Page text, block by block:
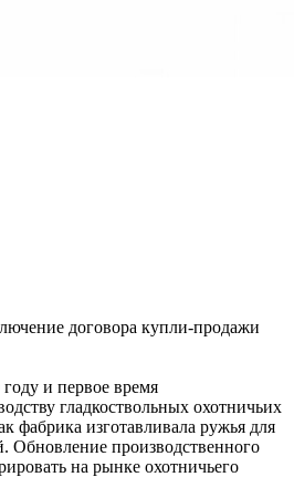
договора купли-продажи
и первое время
гладкоствольных охотничьих
фабрика изготавливала ружья для
Обновление производственного
на рынке охотничьего